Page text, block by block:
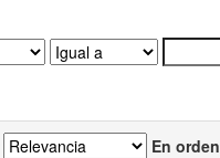
En orden